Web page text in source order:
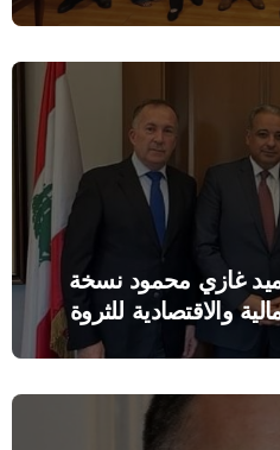
غازي محمود نسخة
والاقتصادية للثروة